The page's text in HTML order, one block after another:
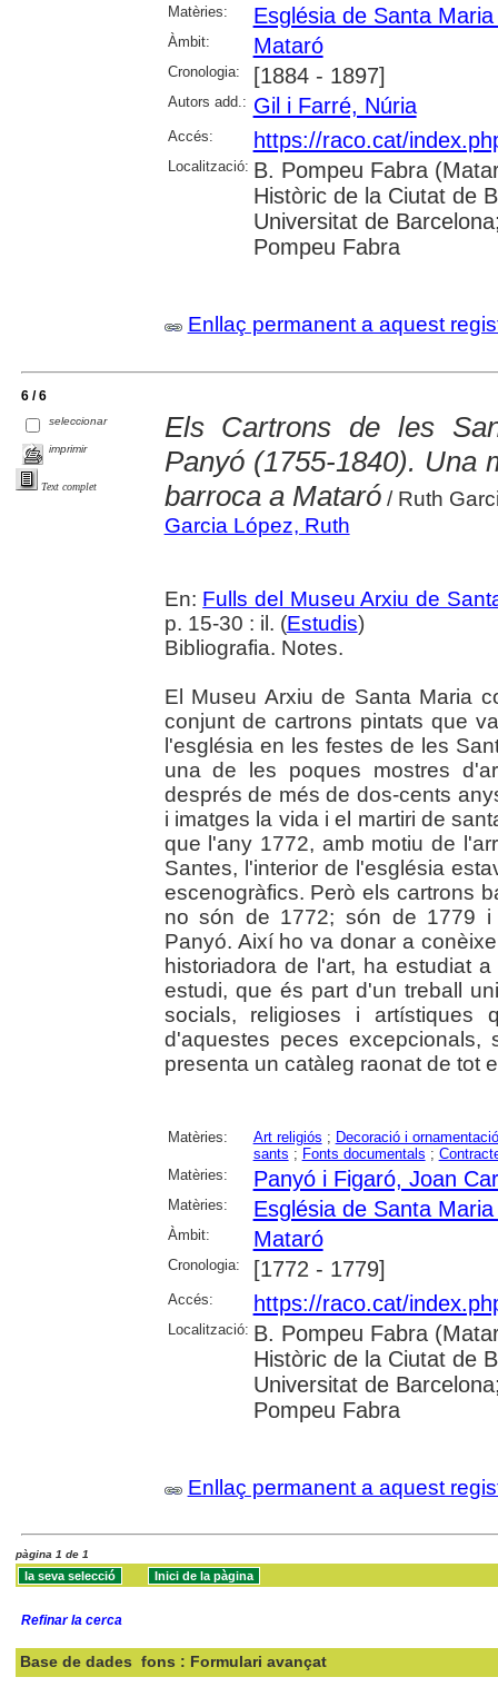
Matèries: Església de Santa
Àmbit: Mataró
Cronologia: [1884 - 1897]
Autors add.: Gil i Farré, Núria
Accés: https://raco.cat/
Localització: B. Pompeu Fabra
Històric de la Ciutat de
Universitat de
Pompeu Fabra
Enllaç permanent a aquest
6 / 6
seleccionar
imprimir
Text complet
Els Cartrons de les
Panyó (1755-1840). Una
barroca a Mataró/ Ruth
Garcia López, Ruth
En: Fulls del Museu Arxiu de
p. 15-30 : il. (Estudis)
Bibliografia. Notes.
El Museu Arxiu de Santa Maria
conjunt de cartrons pintats que
l'església en les festes de les
una de les poques mostres
després de més de dos-cents
i imatges la vida i el martiri de
que l'any 1772, amb motiu de
Santes, l'interior de l'església
escenogràfics. Però els cartrons
no són de 1772; són de 1779 i
Panyó. Així ho va donar a
historiadora de l'art, ha estudiat
estudi, que és part d'un treball
socials, religioses i
d'aquestes peces
presenta un catàleg raonat de tot
Matèries: Art religiós ; Decoració i ornamentació
sants ; Fonts documentals ;
Matèries:
Panyó i Figaró, Joan
Matèries: Església de Santa
Àmbit: Mataró
Cronologia: [1772 - 1779]
Accés: https://raco.cat/
Localització: B. Pompeu Fabra
Històric de la Ciutat de
Universitat de
Pompeu Fabra
Enllaç permanent a aquest
pàgina 1 de 1
Refinar la cerca
Base de dades fons : Formulari avançat